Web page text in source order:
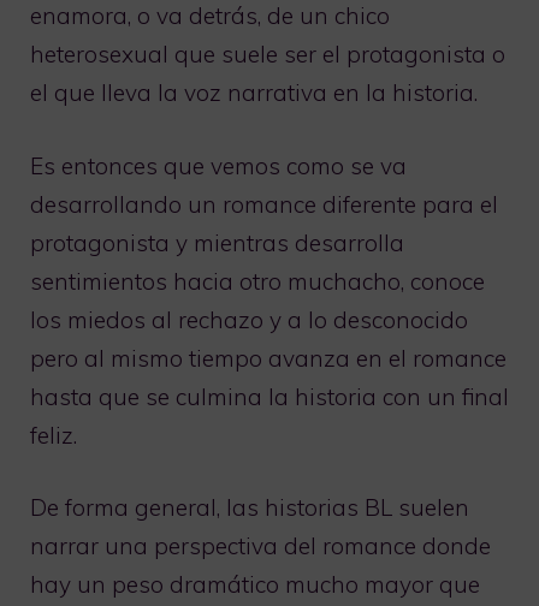
enamora, o va detrás, de un chico
heterosexual que suele ser el protagonista o
el que lleva la voz narrativa en la historia.
Es entonces que vemos como se va
desarrollando un romance diferente para el
protagonista y mientras desarrolla
sentimientos hacia otro muchacho, conoce
los miedos al rechazo y a lo desconocido
pero al mismo tiempo avanza en el romance
hasta que se culmina la historia con un final
feliz.
De forma general, las historias BL suelen
narrar una perspectiva del romance donde
hay un peso dramático mucho mayor que